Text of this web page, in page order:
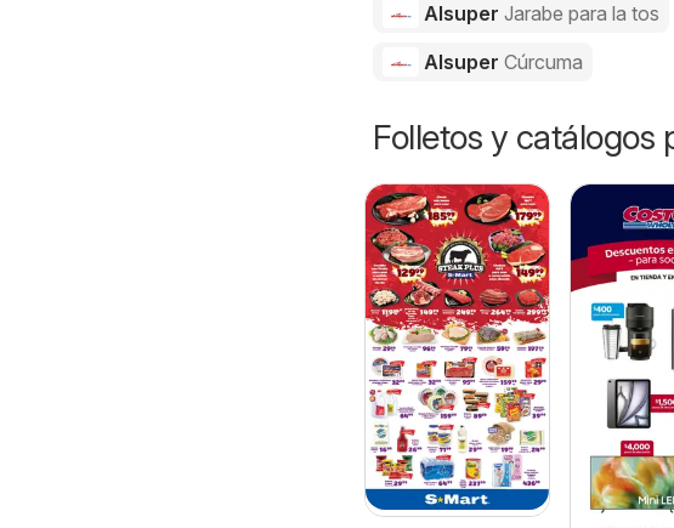
Alsuper Jarabe para la tos
Alsuper Cúrcuma
Folletos y catálogos